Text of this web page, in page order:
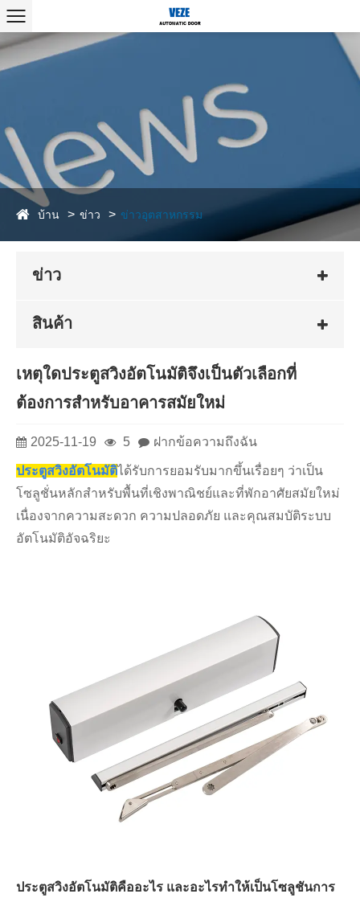
บ้าน ข่าว ข่าวอุตสาหกรรม
ข่าว
สินค้า
เหตุใดประตูสวิงอัตโนมัติจึงเป็นตัวเลือกที่
ต้องการสำหรับอาคารสมัยใหม่
2025-11-19 5 ฝากข้อความถึงฉัน
ประตูสวิงอัตโนมัติได้รับการยอมรับมากขึ้นเรื่อยๆ ว่าเป็น
โซลูชั่นหลักสำหรับพื้นที่เชิงพาณิชย์และที่พักอาศัยสมัยใหม่
เนื่องจากความสะดวก ความปลอดภัย และคุณสมบัติระบบ
อัตโนมัติอัจฉริยะ
ประตูสวิงอัตโนมัติคืออะไร และอะไรทำให้เป็นโซลูชันการ